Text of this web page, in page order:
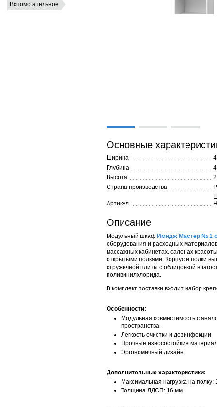
Основные
Ширина
Глубина
Высота
Страна производства
Артикул
Н
Описание
Модульный шкаф Имидж Мастер № 1
оборудования и расходных
массажных кабинетах, салонах
открытыми полками. Корпус и полки
стружечной плиты с облицовкой
поливинилхлорида.
В комплект поставки входит набор
Особенности:
Модульная совместимость с
пространства
Легкость очистки и дезинфекции
Прочные износостойкие
Эргономичный дизайн
Дополнительные характеристики:
Максимальная нагрузка на полку:
Толщина ЛДСП: 16 мм
Вспомогательное